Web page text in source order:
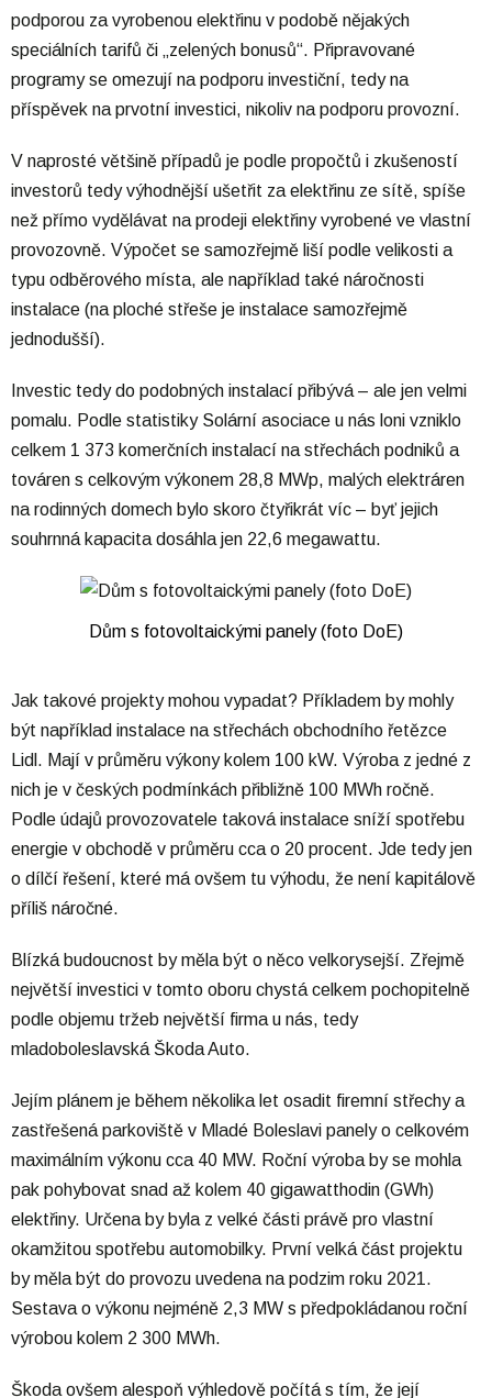
podporou za vyrobenou elektřinu v podobě nějakých
speciálních tarifů či „zelených bonusů“. Připravované
programy se omezují na podporu investiční, tedy na
příspěvek na prvotní investici, nikoliv na podporu provozní.
V naprosté většině případů je podle propočtů i zkušeností
investorů tedy výhodnější ušetřit za elektřinu ze sítě, spíše
než přímo vydělávat na prodeji elektřiny vyrobené ve vlastní
provozovně. Výpočet se samozřejmě liší podle velikosti a
typu odběrového místa, ale například také náročnosti
instalace (na ploché střeše je instalace samozřejmě
jednodušší).
Investic tedy do podobných instalací přibývá – ale jen velmi
pomalu. Podle statistiky Solární asociace u nás loni vzniklo
celkem 1 373 komerčních instalací na střechách podniků a
továren s celkovým výkonem 28,8 MWp, malých elektráren
na rodinných domech bylo skoro čtyřikrát víc – byť jejich
souhrnná kapacita dosáhla jen 22,6 megawattu.
Dům s fotovoltaickými panely (foto DoE)
Jak takové projekty mohou vypadat? Příkladem by mohly
být například instalace na střechách obchodního řetězce
Lidl. Mají v průměru výkony kolem 100 kW. Výroba z jedné z
nich je v českých podmínkách přibližně 100 MWh ročně.
Podle údajů provozovatele taková instalace sníží spotřebu
energie v obchodě v průměru cca o 20 procent. Jde tedy jen
o dílčí řešení, které má ovšem tu výhodu, že není kapitálově
příliš náročné.
Blízká budoucnost by měla být o něco velkorysejší. Zřejmě
největší investici v tomto oboru chystá celkem pochopitelně
podle objemu tržeb největší firma u nás, tedy
mladoboleslavská Škoda Auto.
Jejím plánem je během několika let osadit firemní střechy a
zastřešená parkoviště v Mladé Boleslavi panely o celkovém
maximálním výkonu cca 40 MW. Roční výroba by se mohla
pak pohybovat snad až kolem 40 gigawatthodin (GWh)
elektřiny. Určena by byla z velké části právě pro vlastní
okamžitou spotřebu automobilky. První velká část projektu
by měla být do provozu uvedena na podzim roku 2021.
Sestava o výkonu nejméně 2,3 MW s předpokládanou roční
výrobou kolem 2 300 MWh.
Škoda ovšem alespoň výhledově počítá s tím, že její